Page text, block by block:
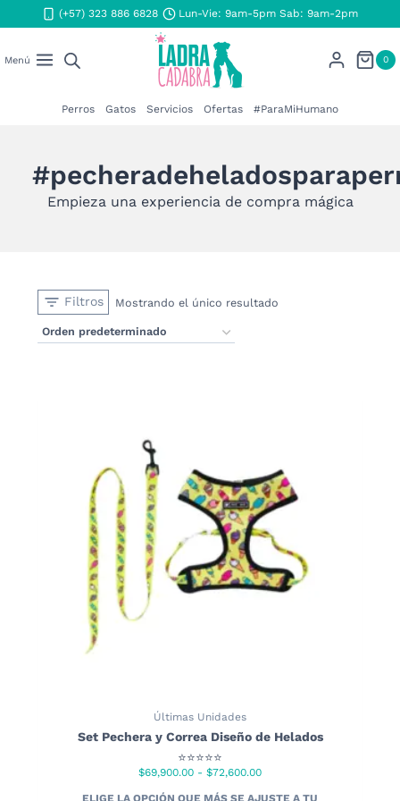
al
(+57) 323 886 6828 Lun-Vie: 9am-5pm Sab: 9am-2pm
Menú 0
Perros Gatos Servicios Ofertas #ParaMiHumano
Empieza una experiencia de compra mágica
Filtros Mostrando el único resultado
Últimas Unidades
Set Pechera y Correa Diseño de Helados
⭐⭐⭐⭐⭐
$69,900.00 - $72,600.00Rango